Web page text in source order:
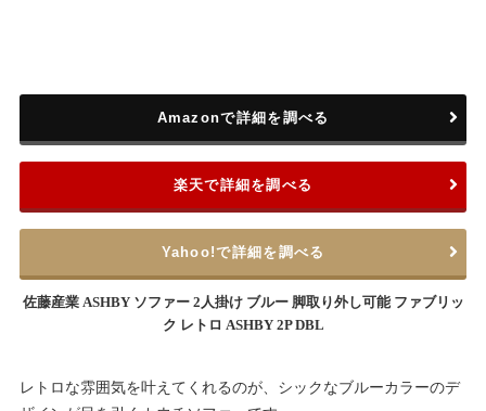
佐藤産業 ASHBY ソファー 2人掛け ブルー 脚取り外し可能 ファブリッ
ク レトロ ASHBY 2P DBL
Amazonで詳細を調べる
楽天で詳細を調べる
Yahoo!で詳細を調べる
レトロな雰囲気を叶えてくれるのが、シックなブルーカラーのデ